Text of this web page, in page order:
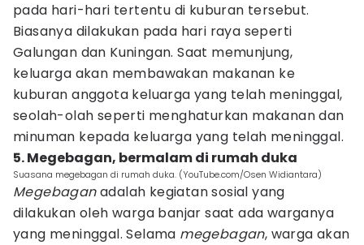
pada hari-hari tertentu di kuburan tersebut.
Biasanya dilakukan pada hari raya seperti
Galungan dan Kuningan. Saat memunjung,
keluarga akan membawakan makanan ke
kuburan anggota keluarga yang telah meninggal,
seolah-olah seperti menghaturkan makanan dan
minuman kepada keluarga yang telah meninggal.
5. Megebagan, bermalam di rumah duka
Suasana megebagan di rumah duka. (YouTube.com/Osen Widiantara)
Megebaganadalah kegiatan sosial yang
dilakukan oleh warga banjar saat ada warganya
yang meninggal. Selama megebagan, warga akan